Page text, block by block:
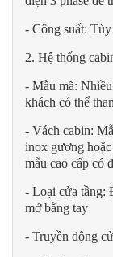
- Công suất:
2. Hệ thống
- Mẫu mã:
khách có thể
- Vách cabin:
inox gương
mẫu cao cấp có
- Loại cửa tầng:
mở bằng tay
- Truyền động